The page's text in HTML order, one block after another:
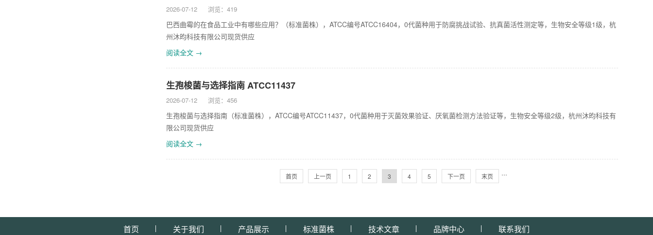
2026-07-12 浏览：419
巴西曲霉的在食品工业中有哪些应用？（标准菌株），ATCC编号ATCC16404，0代菌种用于防腐挑战试验、抗真菌活性测定等，生物安全等级1级，杭
州沐昀科技有限公司现货供应
阅读全文 →
生孢梭菌与选择指南 ATCC11437
2026-07-12 浏览：456
生孢梭菌与选择指南（标准菌株），ATCC编号ATCC11437，0代菌种用于灭菌效果验证、厌氧菌检测方法验证等，生物安全等级2级，杭州沐昀科技有
限公司现货供应
阅读全文 →
首页 上一页 1 2 3 4 5 ···
下一页 末页
首页 关于我们 产品展示 标准菌株 技术文章 品牌中心 联系我们